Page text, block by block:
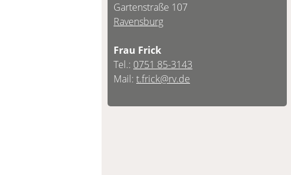
Gartenstraße 107
Ravensburg
Frau Frick
Tel.: 0751 85-3143
Mail: t.frick@rv.de